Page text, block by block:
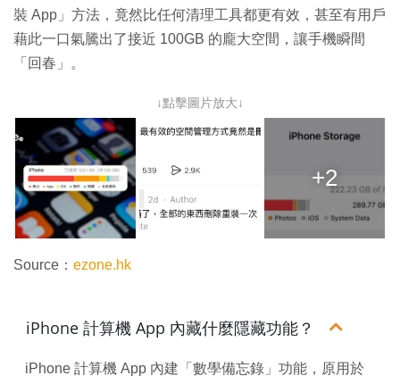
裝 App」方法，竟然比任何清理工具都更有效，甚至有用戶
藉此一口氣騰出了接近 100GB 的龐大空間，讓手機瞬間
「回春」。
↓點擊圖片放大↓
+2
Source： ezone.hk
iPhone 計算機 App 內藏什麼隱藏功能？
iPhone 計算機 App 內建「數學備忘錄」功能，原用於